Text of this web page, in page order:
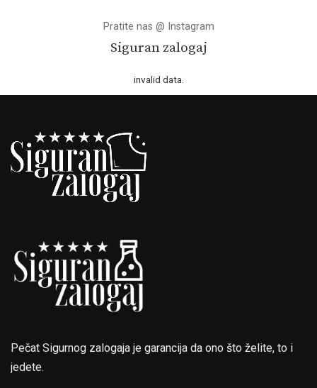
Pratite nas @ Instagram
Siguran zalogaj
invalid data.
Pečat Sigurnog zalogaja je garancija da ono što želite, to i
jedete.